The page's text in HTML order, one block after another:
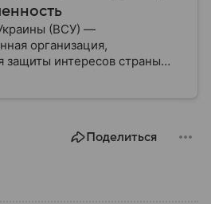
(ВСУ) —
организация,
защиты интересов страны
после
Поделиться